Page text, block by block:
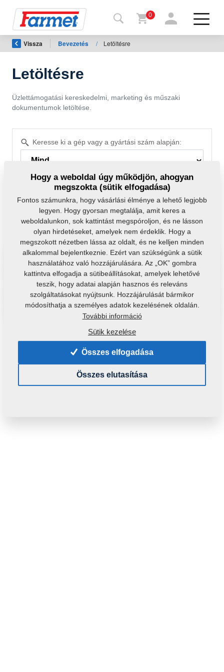
a
Farmet
shop
gépeim
Letöltésre
0
Vissza Bevezetés / Letöltésre
Letöltésre
Üzlettámogatási kereskedelmi, marketing és műszaki
dokumentumok letöltése.
Keresse ki a gép vagy a gyártási szám alapján:
Szűrő törlése
Oktatóvideók
Kezelési útmutató
Nem találta meg a keresett fájlt? Írjon
nekünk.
Megpróbáljuk megkeresni...
Hogy a weboldal úgy működjön, ahogyan
megszokta (sütik elfogadása)
Fontos számunkra, hogy vásárlási élménye a lehető legjobb
legyen. Hogy gyorsan megtalálja, amit keres a
weboldalunkon, sok kattintást megspóroljon, és ne lásson
olyan hirdetéseket, amelyek nem érdeklik. Hogy a
megszokott nézetben lássa az oldalt, és ne kelljen minden
alkalommal bejelentkeznie. Ezért van szükségünk a sütik
használatához való hozzájárulására. Az „OK” gombra
kattintva elfogadja a sütibeállításokat, amelyek lehetővé
teszik, hogy adatai alapján hasznos és releváns
szolgáltatásokat nyújtsunk. Hozzájárulását bármikor
módosíthatja a személyes adatok kezelésének oldalán.
További információ
Sütik kezelése
Összes elfogadása
Összes elutasítása